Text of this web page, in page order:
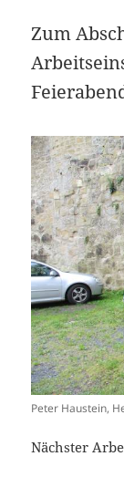
Zum
Peter Haustein,
Nächster